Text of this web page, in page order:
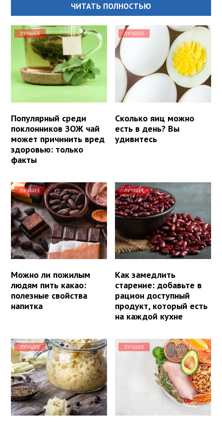
ЧИТАТЬ ПОЛНОСТЬЮ
ЛУЧШЕЕ
Популярный среди
поклонников ЗОЖ чай
может причинить вред
здоровью: только
факты
ЛУЧШЕЕ
Сколько яиц можно
есть в день? Вы
удивитесь
ЛУЧШЕЕ
Можно ли пожилым
людям пить какао:
полезные свойства
напитка
ЛУЧШЕЕ
Как замедлить
старение: добавьте в
рацион доступный
продукт, который есть
на каждой кухне
ЛУЧШЕЕ ЛУЧШЕЕ